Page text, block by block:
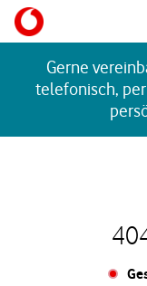
Skip to content
Gerne
telefonisch,